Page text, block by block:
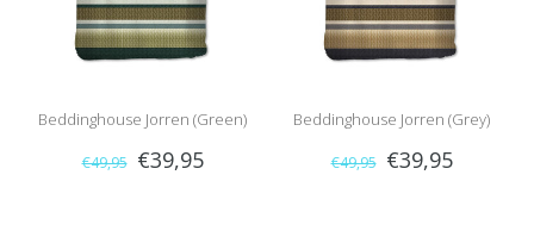
Beddinghouse Jorren (Green)
€49,95 €39,95
Beddinghouse Jorren (Grey)
€49,95 €39,95